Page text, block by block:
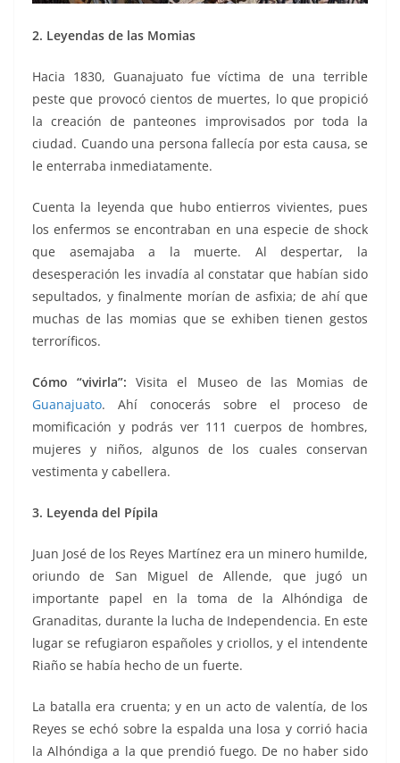
2. Leyendas de las Momias
Hacia 1830, Guanajuato fue víctima de una terrible
peste que provocó cientos de muertes, lo que propició
la creación de panteones improvisados por toda la
ciudad. Cuando una persona fallecía por esta causa, se
le enterraba inmediatamente.
Cuenta la leyenda que hubo entierros vivientes, pues
los enfermos se encontraban en una especie de shock
que asemajaba a la muerte. Al despertar, la
desesperación les invadía al constatar que habían sido
sepultados, y finalmente morían de asfixia; de ahí que
muchas de las momias que se exhiben tienen gestos
terroríficos.
Cómo “vivirla”:Visita el Museo de las Momias de
Guanajuato. Ahí conocerás sobre el proceso de
momificación y podrás ver 111 cuerpos de hombres,
mujeres y niños, algunos de los cuales conservan
vestimenta y cabellera.
3. Leyenda del Pípila
Juan José de los Reyes Martínez era un minero humilde,
oriundo de San Miguel de Allende, que jugó un
importante papel en la toma de la Alhóndiga de
Granaditas, durante la lucha de Independencia. En este
lugar se refugiaron españoles y criollos, y el intendente
Riaño se había hecho de un fuerte.
La batalla era cruenta; y en un acto de valentía, de los
Reyes se echó sobre la espalda una losa y corrió hacia
la Alhóndiga a la que prendió fuego. De no haber sido